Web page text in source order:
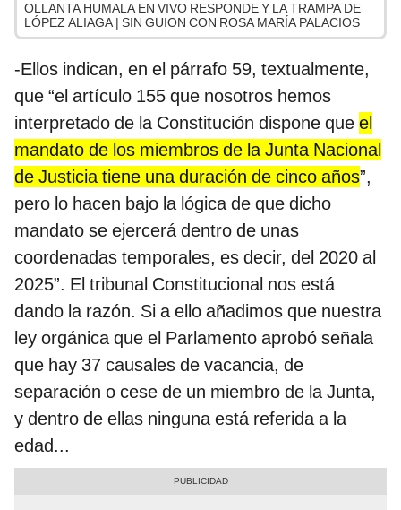
OLLANTA HUMALA EN VIVO RESPONDE Y LA TRAMPA DE
LÓPEZ ALIAGA | SIN GUION CON ROSA MARÍA PALACIOS
-Ellos indican, en el párrafo 59, textualmente,
que “el artículo 155 que nosotros hemos
interpretado de la Constitución dispone que el
mandato de los miembros de la Junta Nacional
de Justicia tiene una duración de cinco años”,
pero lo hacen bajo la lógica de que dicho
mandato se ejercerá dentro de unas
coordenadas temporales, es decir, del 2020 al
2025”. El tribunal Constitucional nos está
dando la razón. Si a ello añadimos que nuestra
ley orgánica que el Parlamento aprobó señala
que hay 37 causales de vacancia, de
separación o cese de un miembro de la Junta,
y dentro de ellas ninguna está referida a la
edad...